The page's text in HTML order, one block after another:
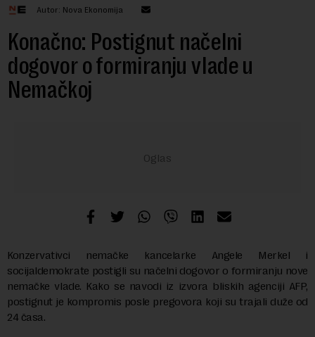
Autor: Nova Ekonomija
Konačno: Postignut načelni
dogovor o formiranju vlade u
Nemačkoj
Konzervativci nemačke kancelarke Angele Merkel i
socijaldemokrate postigli su načelni dogovor o formiranju nove
nemačke vlade. Kako se navodi iz izvora bliskih agenciji AFP,
postignut je kompromis posle pregovora koji su trajali duže od
24 časa.